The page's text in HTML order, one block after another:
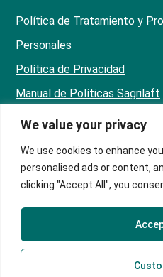
We value your privacy
We use cookies to enhance
personalised ads or content,
clicking "Accept All", you
Política de Tratamiento y
Personales
Política de Privacidad
Manual de Políticas Sagrilaft
Sede Principal
Correo
Línea PQRS
ChatBot
318 707 6476